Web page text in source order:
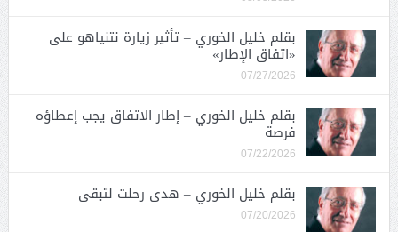
بقلم خليل الخوري – تأثير زيارة نتنياهو على
«اتفاق الإطار»
07/27/2026
بقلم خليل الخوري – إطار الاتفاق يجب إعطاؤه
فرصة
07/22/2026
بقلم خليل الخوري – هدى رحلت لتبقى
07/20/2026